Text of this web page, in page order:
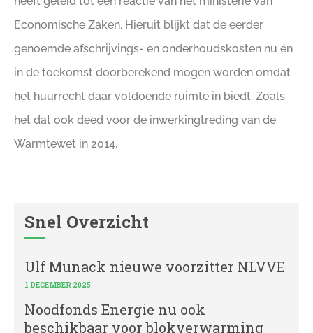
Economische Zaken. Hieruit blijkt dat de eerder
genoemde afschrijvings- en onderhoudskosten nu én
in de toekomst doorberekend mogen worden omdat
het huurrecht daar voldoende ruimte in biedt. Zoals
het dat ook deed voor de inwerkingtreding van de
Warmtewet in 2014.
Snel Overzicht
Ulf Munack nieuwe voorzitter NLVVE
1 DECEMBER 2025
Noodfonds Energie nu ook
beschikbaar voor blokverwarming